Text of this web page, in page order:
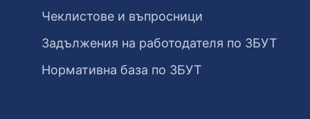
Чеклистове и въпросници
Задължения на работодателя по ЗБУТ
Нормативна база по ЗБУТ